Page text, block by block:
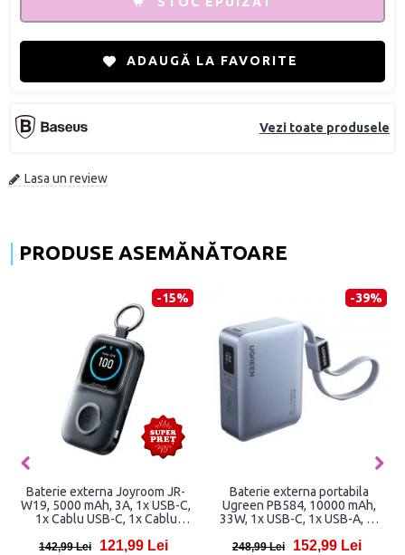
Vezi toate produsele
Lasa un review
ADAUGĂ LA FAVORITE
PRODUSE ASEMĂNĂTOARE
-15%
Baterie externa Joyroom JR-
W19, 5000 mAh, 3A, 1x USB-C,
1x Cablu USB-C, 1x Cablu
5W, Negru
142,99 Lei 121,99 Lei
-39%
Baterie externa portabila
Ugreen PB584, 10000 mAh,
33W, 1x USB-C, 1x USB-A, 1x
248,99 Lei 152,99 Lei